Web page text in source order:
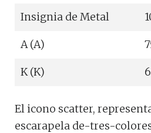
Insignia de Metal
A (A)
K (K)
El icono scatter,
escarapela de-tres-